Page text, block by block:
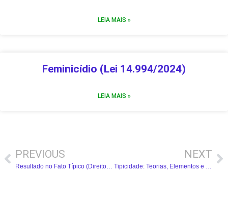
LEIA MAIS »
Feminicídio (Lei 14.994/2024)
LEIA MAIS »
PREVIOUS
Resultado no Fato Típico (Direito Penal): Resumo Completo
NEXT
Tipicidade: Teorias, Elementos e Tipo Penal (Direito Penal) – Resumo Completo